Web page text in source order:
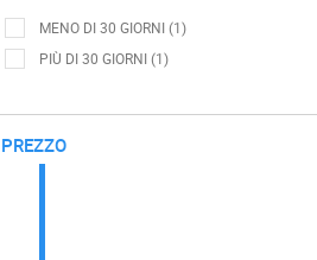
MENO DI 30 GIORNI (1)
PIÙ DI 30 GIORNI (1)
PREZZO